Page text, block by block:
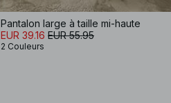
Pantalon large à taille mi-haute
EUR 39.16 EUR 55.95
2 Couleurs